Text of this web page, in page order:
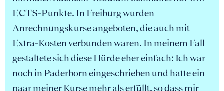
ECTS-Punkte. In Freiburg wurden
Anrechnungskurse angeboten, die auch mit
Extra-Kosten verbunden waren. In meinem Fall
gestaltete sich diese Hürde eher einfach: Ich war
noch in Paderborn eingeschrieben und hatte ein
paar meiner Kurse mehr als erfüllt, so dass mir